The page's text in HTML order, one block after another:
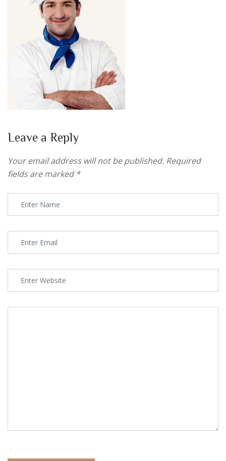
Leave a Reply
Your email address will not be published. Required
fields are marked *